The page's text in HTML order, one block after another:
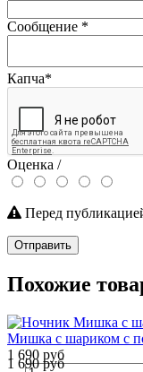
Сообщение *
Капча*
Оценка /
Перед
Отправить
Похожие
Мишка с шариком с
1 690 руб
1 690 руб